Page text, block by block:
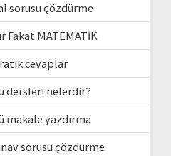
sorusu çözdürme
Fakat MATEMATİK
cevaplar
dersleri nelerdir?
yazdırma
sorusu çözdürme